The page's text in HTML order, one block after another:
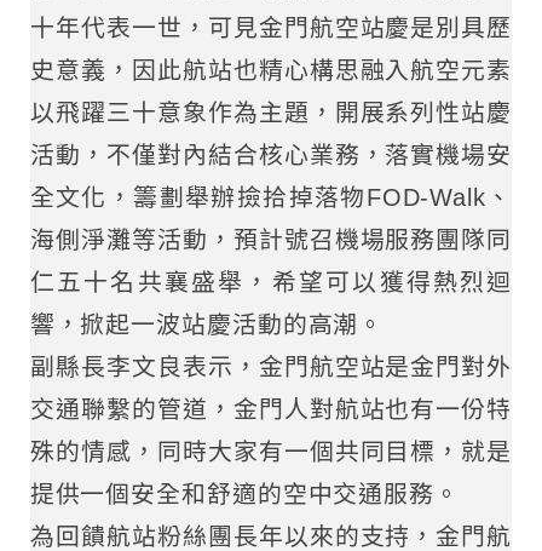
十年代表一世，可見金門航空站慶是別具歷
史意義，因此航站也精心構思融入航空元素
以飛躍三十意象作為主題，開展系列性站慶
活動，不僅對內結合核心業務，落實機場安
全文化，籌劃舉辦撿拾掉落物FOD-Walk、
海側淨灘等活動，預計號召機場服務團隊同
仁五十名共襄盛舉，希望可以獲得熱烈迴
響，掀起一波站慶活動的高潮。
副縣長李文良表示，金門航空站是金門對外
交通聯繫的管道，金門人對航站也有一份特
殊的情感，同時大家有一個共同目標，就是
提供一個安全和舒適的空中交通服務。
為回饋航站粉絲團長年以來的支持，金門航